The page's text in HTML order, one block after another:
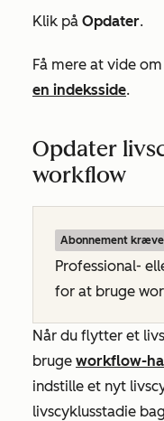
Klik på Opdater.
Få mere at vide om
en indeksside.
Opdater
workflow
Abonnement
Professional-
for at bruge
Når du flytter et
bruge workflow-
indstille et nyt
livscyklusstadie